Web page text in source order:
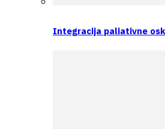
Integracija paliativne